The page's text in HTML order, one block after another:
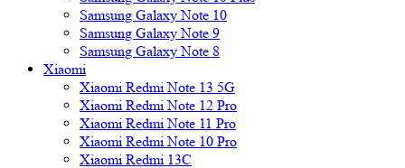
Samsung Galaxy Note 10
Samsung Galaxy Note 9
Samsung Galaxy Note 8
Xiaomi
Xiaomi Redmi Note 13 5G
Xiaomi Redmi Note 12 Pro
Xiaomi Redmi Note 11 Pro
Xiaomi Redmi Note 10 Pro
Xiaomi Redmi 13C